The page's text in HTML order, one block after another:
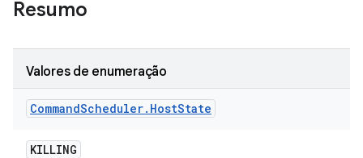
Resumo
Valores de enumeração
CommandScheduler. HostState
KILLING